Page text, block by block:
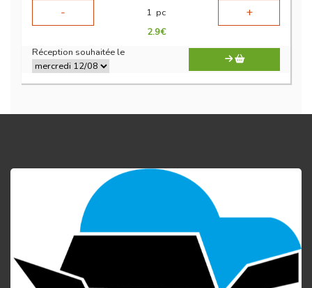
-
1 pc +
2.9€
Réception souhaitée le